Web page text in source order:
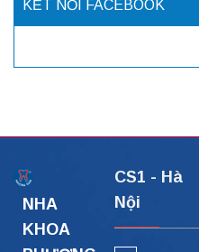
KẾT NỐI FACEBOOK
NHA
KHOA
CS1 - Hà
Nội